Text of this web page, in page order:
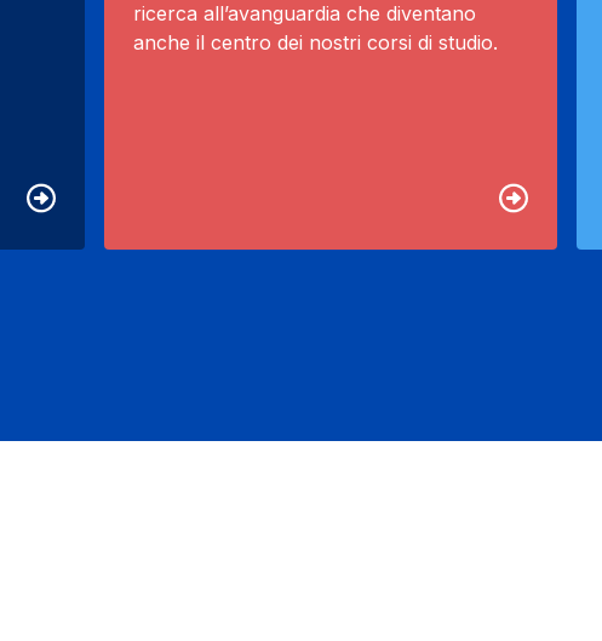
ricerca all’avanguardia che diventano
anche il centro dei nostri corsi di studio.